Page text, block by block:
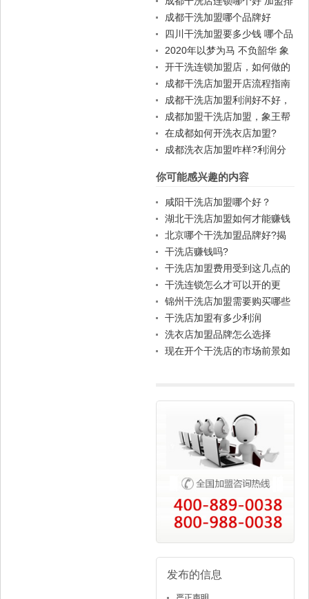
名
成都干洗加盟哪个品牌好
四川干洗加盟要多少钱 哪个品
牌好
2020年以梦为马 不负韶华 象
王洗衣店加盟
开干洗连锁加盟店，如何做的
有姿有色
成都干洗店加盟开店流程指南
成都干洗店加盟利润好不好，
十几万是没问题的
成都加盟干洗店加盟，象王帮
你赚钱
在成都如何开洗衣店加盟?
成都洗衣店加盟咋样?利润分
你可能感兴趣的内容
咸阳干洗店加盟哪个好？
湖北干洗店加盟如何才能赚钱
北京哪个干洗加盟品牌好?揭
晓十大干洗品牌
干洗店赚钱吗?
干洗店加盟费用受到这几点的
影响，你知道几个?
干洗连锁怎么才可以开的更
好？
锦州干洗店加盟需要购买哪些
设备？
干洗店加盟有多少利润
洗衣店加盟品牌怎么选择
现在开个干洗店的市场前景如
发布的信息